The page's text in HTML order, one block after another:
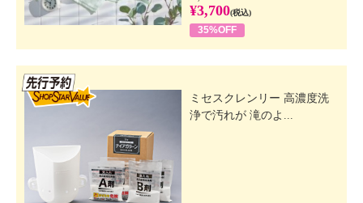
¥3,700(税込)
35%OFF
ミセスクレンリー 高濃度洗
浄で汚れが 滝のよ...